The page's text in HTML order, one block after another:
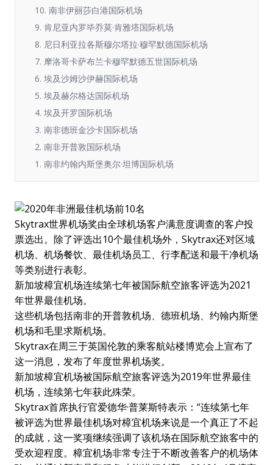
10. 南非伊丽莎白港国际机场
9. 肯尼亚内罗毕乔莫·肯雅塔国际机场
8. 尼日利亚拉各斯穆尔塔拉·穆罕默德国际机场
7. 摩洛哥卡萨布兰卡穆罕默德五世国际机场
6. 埃及沙姆沙伊赫国际机场
5. 埃及赫尔格达国际机场
4. 埃及开罗国际机场
3. 南非德班金沙卡国际机场
2. 南非开普敦国际机场
1. 南非约翰内斯堡奥尔·坦博国际机场
Skytrax世界机场奖由全球机场客户满意度调查的客户投
票选出。除了评选出10个最佳机场外，Skytrax还对区域
机场、机场餐饮、最佳机场员工、行李配送和最干净机场
等类别进行表彰。
新加坡樟宜机场连续第七年被国际航空旅客评选为2021
年世界最佳机场。
这些机场包括南非的开普敦机场、德班机场、约翰内斯堡
机场和毛里求斯机场。
Skytrax在周三于英国伦敦的乘客航站楼博览会上宣布了
这一消息，发布了年度世界机场奖。
新加坡樟宜机场被国际航空旅客评选为2019年世界最佳
机场，连续第七年获此殊荣。
Skytrax首席执行官爱德华·普莱斯特表示：“连续第七年
被评选为世界最佳机场对樟宜机场来说是一个真正了不起
的成就，这一奖项继续强调了该机场在国际航空旅客中的
受欢迎程度。樟宜机场非常专注于不断改善客户的机场体